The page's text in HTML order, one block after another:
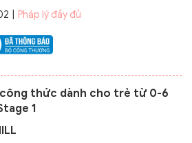
Pháp lý đầy đủ
công thức dành cho trẻ từ 0-6
1